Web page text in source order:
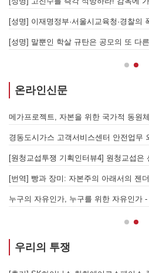
온라인신문
경동도시가스 고객서비스센터 안전업무
[번역] 빵과 장미: 자본주의 아래서의 젠
누구의 자유인가, 누구를 위한 자유인가
우리의 투쟁